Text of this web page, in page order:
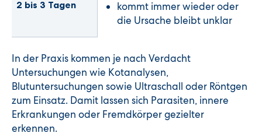
2 bis 3 Tagen
kommt immer wieder oder
die Ursache bleibt unklar
In der Praxis kommen je nach Verdacht
Untersuchungen wie Kotanalysen,
Blutuntersuchungen sowie Ultraschall oder Röntgen
zum Einsatz. Damit lassen sich Parasiten, innere
Erkrankungen oder Fremdkörper gezielter
erkennen.